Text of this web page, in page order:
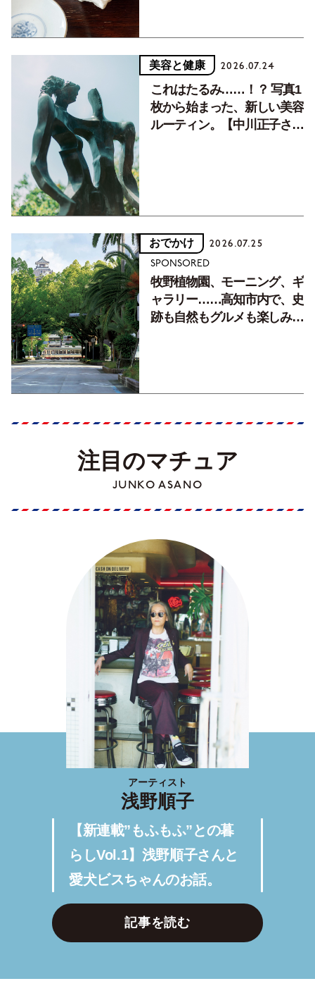
美容と健康 2026.07.24
これはたるみ……！？ 写真1
枚から始まった、新しい美容
ルーティン。【中川正子さん
おでかけ 2026.07.25
SPONSORED
牧野植物園、モーニング、ギ
ャラリー……高知市内で、史
跡も自然もグルメも楽しみ尽
注目のマチュア
JUNKO ASANO
アーティスト
浅野順子
【新連載”もふもふ”との暮
らしVol.1】浅野順子さんと
愛犬ビスちゃんのお話。
記事を読む